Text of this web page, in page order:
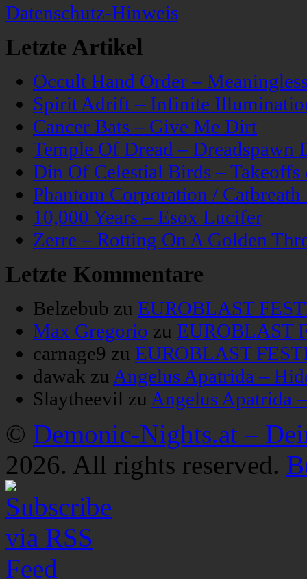
Datenschutz-Hinweis
Letzte Artikel
Occult Hand Order –
Spirit Adrift – Infinite
Cancer Bats – Give Me Dirt
Temple Of Dread – Dreadspawn
Din Of Celestial Birds –
Phantom Corporation /
10,000 Years – Esox Lucifer
Zerre – Rotting On A Golden
Letzte Kommentare
Belzebub zu EUROBLAST
Max Gregorio zu EUROBLAST
carnage9 zu EUROBLAST
dawak zu Angelus Apatrida –
Slaytheevil zu Angelus Apatrida
© Demonic-Nights.at –
2026. All rights reserved.